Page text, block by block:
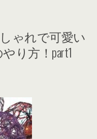
ゃれで可愛い
り方！part1